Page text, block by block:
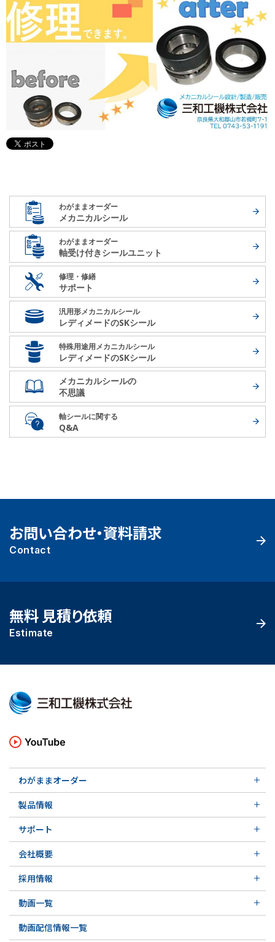
わがままオーダー
メカニカルシール
わがままオーダー
軸受け付きシールユニット
修理・修繕
サポート
汎用形メカニカルシール
レディメードのSKシール
特殊用途用メカニカルシール
レディメードのSKシール
メカニカルシールの
不思議
軸シールに関する
Q&A
お問い合わせ・資料請求
Contact
無料 見積り依頼
Estimate
わがままオーダー
実例ご紹介
その他の導入事例
軸受け付きシールユニット
実例ご紹介
製品情報
特殊用途用メカニカルシール
メカニカルシールの不思議
サポート
実例ご紹介
会社概要
会社沿革
関連会社
採用情報
先輩の声
募集要項&FAQ
動画一覧
初級講座
動画配信情報一覧